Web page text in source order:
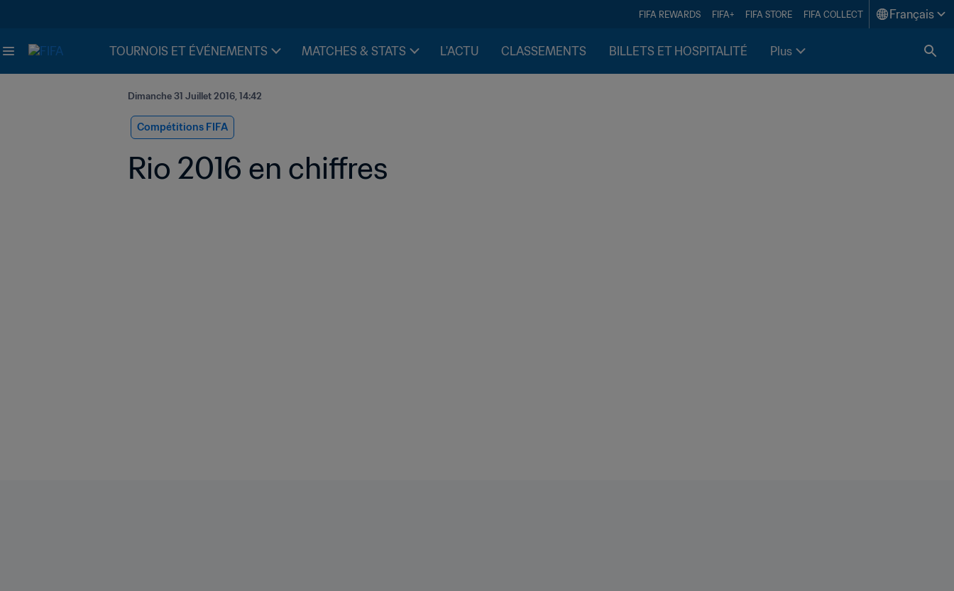
FIFA REWARDS FIFA+ FIFA STORE FIFA COLLECT Français
TOURNOIS ET ÉVÉNEMENTS MATCHES & STATS L'ACTU CLASSEMENTS BILLETS ET HOSPITALITÉ Plus
Dimanche 31 Juillet 2016, 14:42
Compétitions FIFA
Rio 2016 en chiffres